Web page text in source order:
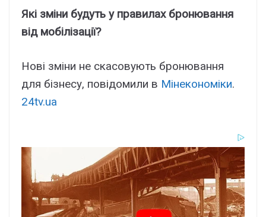
Які зміни будуть у правилах бронювання
від мобілізації?
Нові зміни не скасовують бронювання
для бізнесу, повідомили в Мінекономіки.
24tv.ua